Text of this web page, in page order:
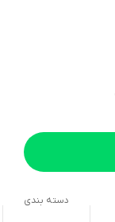
دسته بندی